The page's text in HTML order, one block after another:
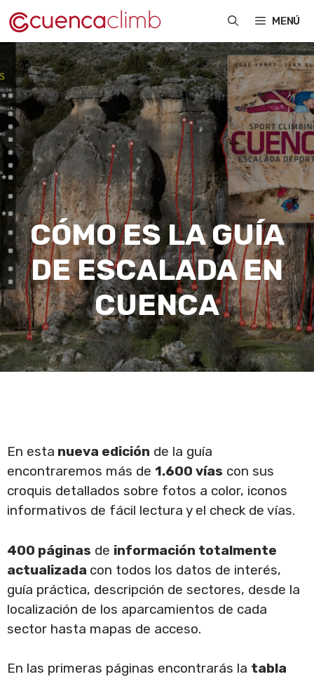
Saltar
al
contenido
MENÚ
CÓMO ES LA GUÍA
DE ESCALADA EN
CUENCA
En esta nueva edición de la guía
encontraremos más de 1.600 vías con sus
croquis detallados sobre fotos a color, iconos
informativos de fácil lectura y el check de vías.
400 páginas de información totalmente
actualizada con todos los datos de interés,
guía práctica, descripción de sectores, desde la
localización de los aparcamientos de cada
sector hasta mapas de acceso.
En las primeras páginas encontrarás la tabla